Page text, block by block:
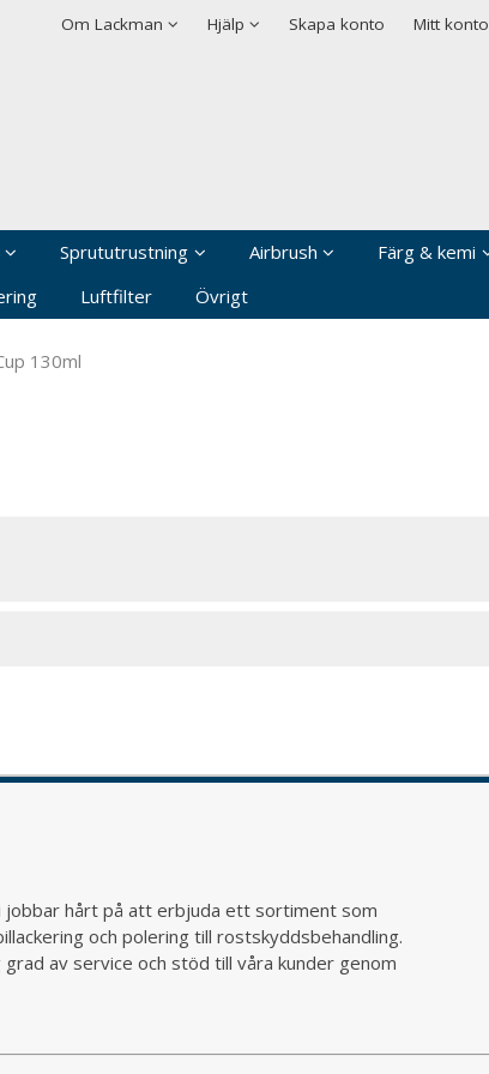
Om Lackman
Villkor Hjälp
Integritetspolicy Skapa konto Mitt konto
Skapa nytt konto
Sprututrustning Airbrush Färg & kemi
Luftfilter Övrigt
130ml
jobbar hårt på att erbjuda ett sortiment som
och polering till rostskyddsbehandling.
av service och stöd till våra kunder genom